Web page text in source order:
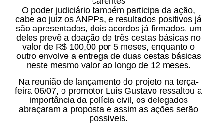
O poder judiciário também participa da ação,
cabe ao juiz os ANPPs, e resultados positivos já
são apresentados, dois acordos já firmados, um
deles prevê a doação de três cestas básicas no
valor de R$ 100,00 por 5 meses, enquanto o
outro envolve a entrega de duas cestas básicas
neste mesmo valor ao longo de 12 meses.
Na reunião de lançamento do projeto na terça-
feira 06/07, o promotor Luís Gustavo ressaltou a
importância da polícia civil, os delegados
abraçaram a proposta e assim as ações serão
possíveis.